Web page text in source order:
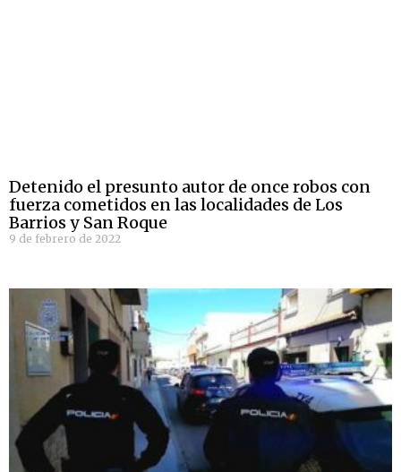
Detenido el presunto autor de once robos con
fuerza cometidos en las localidades de Los
Barrios y San Roque
9 de febrero de 2022